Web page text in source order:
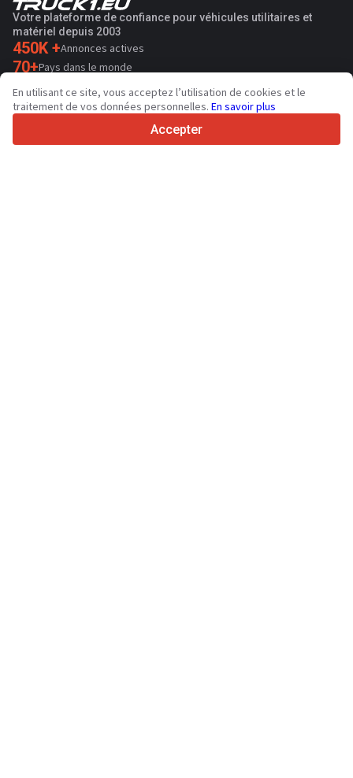
Votre plateforme de confiance pour véhicules utilitaires et
matériel depuis 2003
450K +Annonces actives
70+Pays dans le monde
36 Langues prises en charge
4.7/5
En utilisant ce site, vous acceptez l’utilisation de cookies et le
traitement de vos données personnelles. En savoir plus
Accepter